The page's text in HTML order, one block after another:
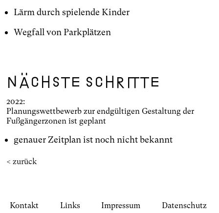
Lärm durch spielende Kinder
Wegfall von Parkplätzen
Nächste Schritte
2022:
Planungswettbewerb zur endgültigen Gestaltung der
Fußgängerzonen ist geplant
genauer Zeitplan ist noch nicht bekannt
< zurück
Kontakt Links Impressum Datenschutz